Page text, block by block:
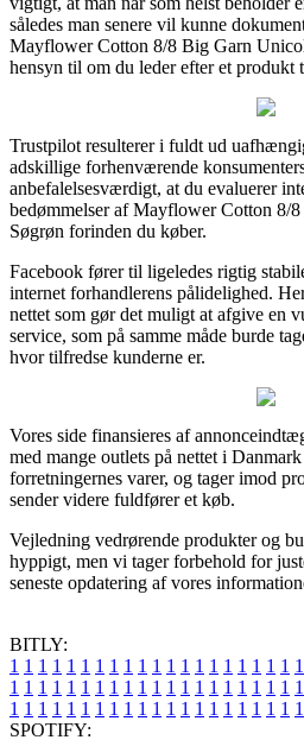
således man senere vil kunne
Mayflower Cotton 8/8 Big Garn
hensyn til om du leder efter et produkt
Trustpilot resulterer i fuldt ud
adskillige forhenværende
anbefalelsesværdigt, at du evaluerer
bedømmelser af Mayflower Cotton 8/
Søgrøn forinden du køber.
Facebook fører til ligeledes rigtig
internet forhandlerens pålidelighed.
nettet som gør det muligt at afgive en
service, som på samme måde burde
hvor tilfredse kunderne er.
Vores side finansieres af
med mange outlets på nettet i
forretningernes varer, og tager imod
sender videre fuldfører et køb.
Vejledning vedrørende produkter og
hyppigt, men vi tager forbehold for
seneste opdatering af vores
BITLY:
1 1 1 1 1 1 1 1 1 1 1 1 1 1 1 1 1 1 1 1 1
1 1 1 1 1 1 1 1 1 1 1 1 1 1 1 1 1 1 1 1 1
1 1 1 1 1 1 1 1 1 1 1 1 1 1 1 1 1 1 1 1 1
SPOTIFY: